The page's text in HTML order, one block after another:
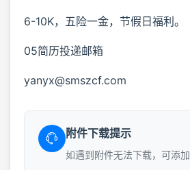
6-10K，五险一金，节假日福利。
05简历投递邮箱
yanyx@smszcf.com
附件下载提示
如遇到附件无法下载，可添加